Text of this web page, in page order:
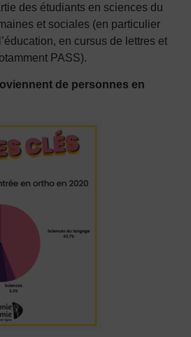
des étudiants en sciences du
et sociales (en particulier
en cursus de lettres et
PASS).
de personnes en